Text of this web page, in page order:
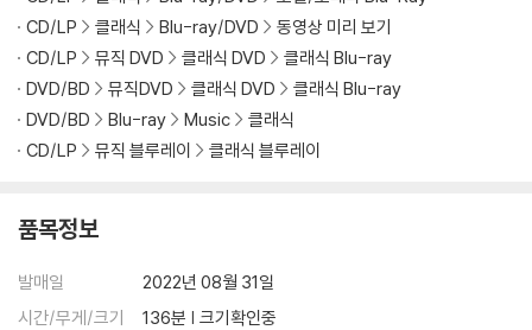
푸치니 <삼부작>의 모든 주역을 열연해 화제의 중심에 섰다.
DVD/ Blu-ray 구매시 참고 사항 안내드립니다.
1) 4K UHD 디스크는 대용량의 데이터 전송이 필요하므로 4K전용 플레
이트, 대용량 케이블 사용이 필수입니다.
2) 3D 블루레이는 전용 플레이어와 3D 지원 TV를 통해서만 재생 가능합
CD/LP
클래식 Blu-ray/DVD
동영상 미리 보기
CD/LP
뮤직 DVD 클래식 DVD
클래식 Blu-ray
DVD/BD
뮤직DVD 클래식 DVD
클래식 Blu-ray
DVD/BD
Blu-ray Music
클래식
CD/LP
뮤직 블루레이 클래식 블루레이
품목정보
발매일
2022년 08월 31일
시간/무게/크기
136분 | 크기확인중